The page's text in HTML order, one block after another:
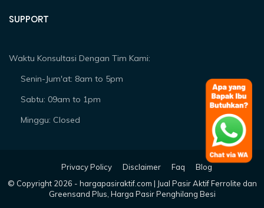
SUPPORT
Waktu Konsultasi Dengan Tim Kami:
Senin-Jum'at: 8am to 5pm
Sabtu: 09am to 1pm
Minggu: Closed
Privacy Policy Disclaimer Faq
Blog
© Copyright 2026 - hargapasiraktif.com | Jual Pasir Aktif Ferrolite dan
Greensand Plus, Harga Pasir Penghilang Besi